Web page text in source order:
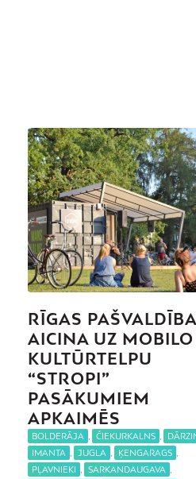
RĪGAS PAŠVALDĪBA
AICINA UZ MOBILO
KULTŪRTELPU
“STROPI”
PASĀKUMIEM
APKAIMĒS
BOLDERĀJA ČIEKURKALNS
IMANTA
JUGLA ĶENGARAGS
PĻAVNIEKI
SARKANDAUGAVA